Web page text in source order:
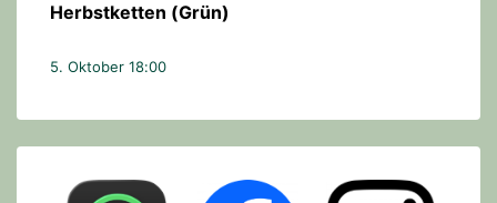
Herbstketten (Grün)
5. Oktober 18:00